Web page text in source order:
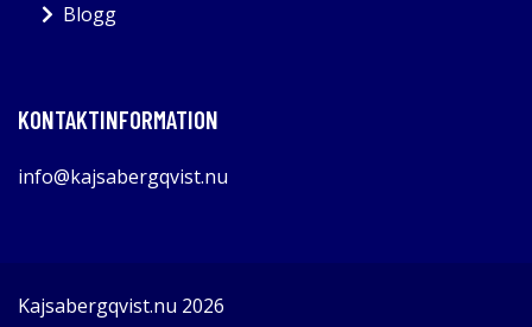
Blogg
KONTAKTINFORMATION
info@kajsabergqvist.nu
Kajsabergqvist.nu 2026